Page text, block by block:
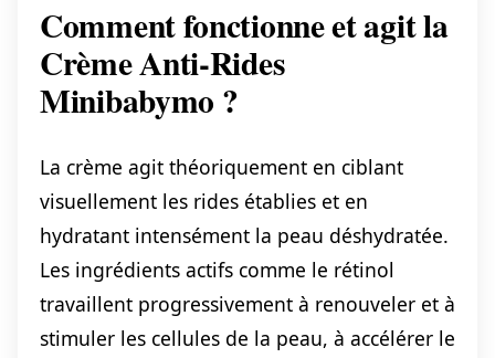
Comment fonctionne et agit la
Crème Anti-Rides
Minibabymo ?
La crème agit théoriquement en ciblant
visuellement les rides établies et en
hydratant intensément la peau déshydratée.
Les ingrédients actifs comme le rétinol
travaillent progressivement à renouveler et à
stimuler les cellules de la peau, à accélérer le